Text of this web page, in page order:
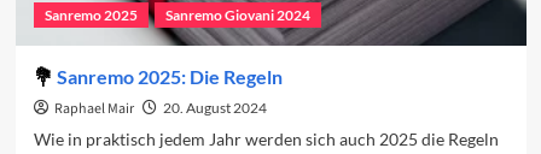
Sanremo 2025 Sanremo Giovani 2024
Sanremo 2025: Die Regeln
Raphael Mair 20. August 2024
Wie in praktisch jedem Jahr werden sich auch 2025 die Regeln